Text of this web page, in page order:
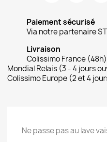
Paiement sécurisé
Via notre partenaire
Livraison
Colissimo France (48h)
Mondial Relais (3 - 4 jours
Colissimo Europe (2 et 4
Ne passe pas au lave